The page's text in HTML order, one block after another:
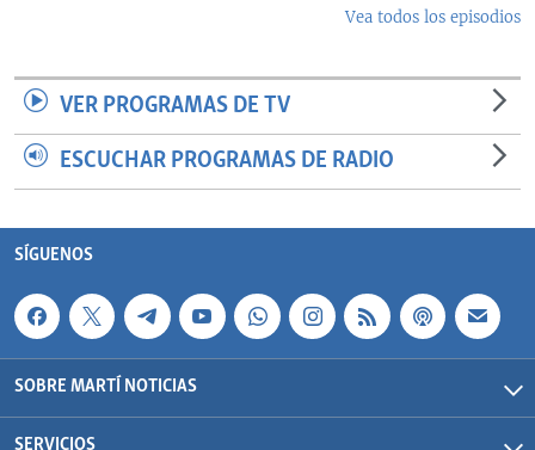
Vea todos los episodios
VER PROGRAMAS DE TV
ESCUCHAR PROGRAMAS DE RADIO
SÍGUENOS
SOBRE MARTÍ NOTICIAS
SERVICIOS